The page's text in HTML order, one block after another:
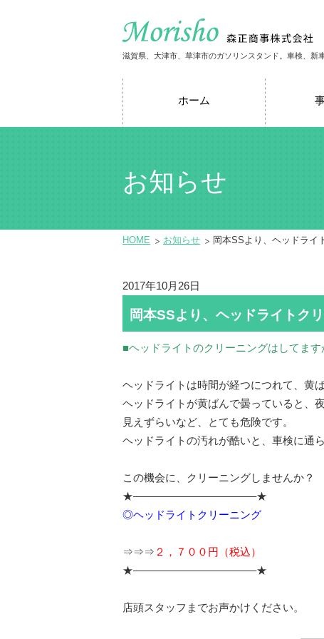
滋賀県、大津市、草津市のガソリンスタンド。車検、新
ホーム
お知らせ
HOME お知らせ 岡本SSより、ヘッドライ
2017年10月26日
岡本SSより、ヘッドライトク
■ヘッドライトのクリーニングはしてます
ヘッドライトは時間が経つにつれて、黄
ヘッドライトが黄ばんで曇っていると、
見えずらいなど、とても危険です。
ヘッドライトの汚れが酷いと、車検に通
この機会に、クリーニングしませんか？
★———————————–★
◎ヘッドライトクリーニング
⇒⇒⇒ ２，７００円（税込）
★———————————–★
店頭スタッフまでお声かけください。